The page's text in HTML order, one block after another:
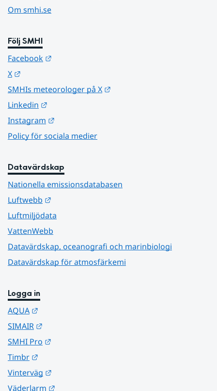
Om smhi.se
Följ SMHI
Facebook
X
SMHIs meteorologer på X
Linkedin
Instagram
Policy för sociala medier
Datavärdskap
Nationella emissionsdatabasen
Luftwebb
Luftmiljödata
VattenWebb
Datavärdskap, oceanografi och marinbiologi
Datavärdskap för atmosfärkemi
Logga in
AQUA
SIMAIR
SMHI Pro
Timbr
Vinterväg
Väderlarm